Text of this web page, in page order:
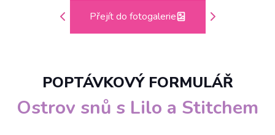
Přejít do fotogalerie
POPTÁVKOVÝ FORMULÁŘ
Ostrov snů s Lilo a Stitchem